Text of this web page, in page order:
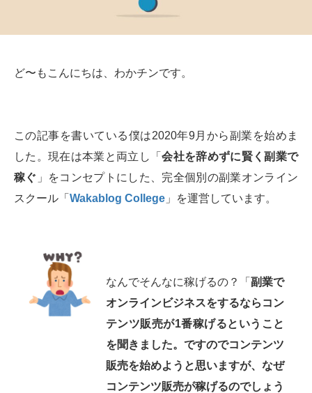
ど〜もこんにちは、わかチンです。
この記事を書いている僕は2020年9月から副業を始めま
した。現在は本業と両立し「会社を辞めずに賢く副業で
稼ぐ 」をコンセプトにした、完全個別の副業オンライン
スクール「 Wakablog College 」を運営しています。
なんでそんなに稼げるの？「 副業で
オンラインビジネスをするならコン
テンツ販売が1番稼げるということ
を聞きました。ですのでコンテンツ
販売を始めようと思いますが、なぜ
コンテンツ販売が稼げるのでしょう